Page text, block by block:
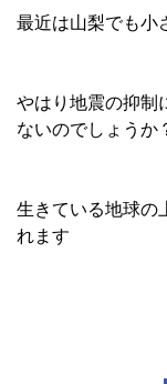
最近は山梨でも小
やはり地震の抑制
ないのでしょうか
生きている地球の
れます